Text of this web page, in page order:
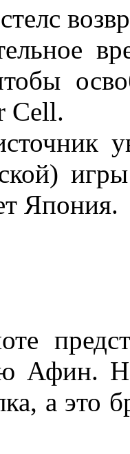
Cell.
Япония.
Афин.
а это